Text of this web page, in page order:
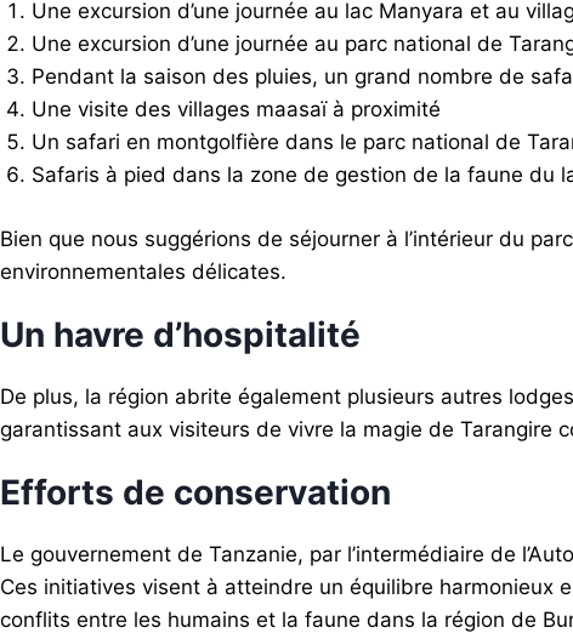
Une excursion d’une journée au lac Manyara et au
Une excursion d’une journée au parc national de
Pendant la saison des pluies, un grand nombre de
Une visite des villages maasaï à proximité
Un safari en montgolfière dans le parc national de
Safaris à pied dans la zone de gestion de la faune du
Bien que nous suggérions de séjourner à l’intérieur du
environnementales délicates.
Un havre d’hospitalité
De plus, la région abrite également plusieurs autres
garantissant aux visiteurs de vivre la magie de Tarangire
Efforts de conservation
Le gouvernement de Tanzanie, par l’intermédiaire de
Ces initiatives visent à atteindre un équilibre harmonieux
conflits entre les humains et la faune dans la région de